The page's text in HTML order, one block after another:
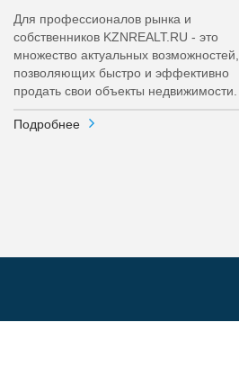
Для профессионалов рынка и
собственников KZNREALT.RU - это
множество актуальных возможностей,
позволяющих быстро и эффективно
продать свои объекты недвижимости.
Подробнее